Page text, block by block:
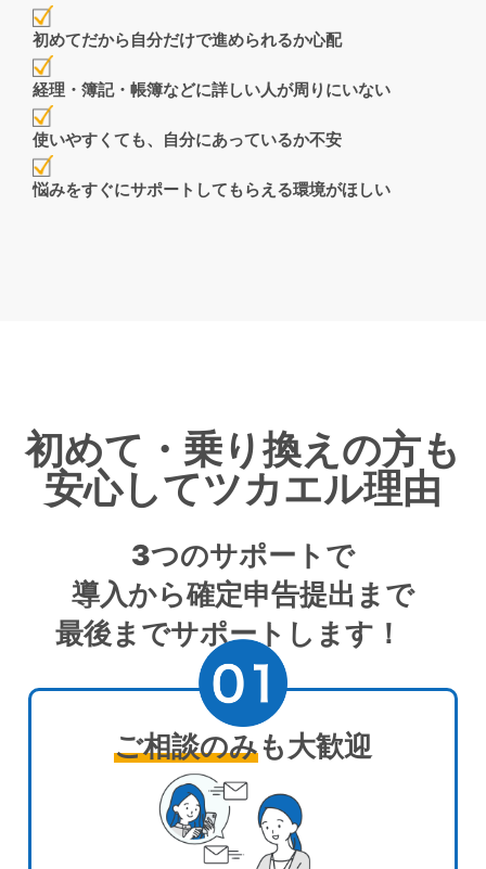
初めてだから自分だけで進められるか心配
経理・簿記・帳簿などに詳しい人が周りにいない
使いやすくても、自分にあっているか不安
悩みをすぐにサポートしてもらえる環境がほしい
初めて・乗り換えの方も
安心してツカエル理由
3つのサポート で
導入から確定申告提出まで
最後までサポートします！
ご相談のみも大歓迎